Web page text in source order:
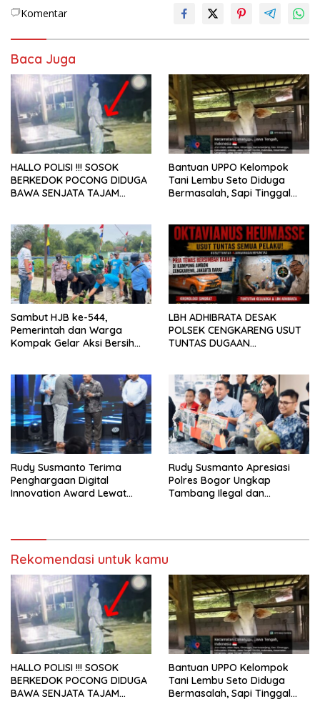
Komentar
Baca Juga
HALLO POLISI !!! SOSOK
BERKEDOK POCONG DIDUGA
BAWA SENJATA TAJAM
LEBONG
Bantuan UPPO Kelompok
Tani Lembu Seto Diduga
Bermasalah, Sapi Tinggal
Sambut HJB ke-544,
Pemerintah dan Warga
Kompak Gelar Aksi Bersih
LBH ADHIBRATA DESAK
POLSEK CENGKARENG USUT
TUNTAS DUGAAN
Rudy Susmanto Terima
Penghargaan Digital
Innovation Award Lewat
Rudy Susmanto Apresiasi
Polres Bogor Ungkap
Tambang Ilegal dan
Rekomendasi untuk kamu
HALLO POLISI !!! SOSOK
BERKEDOK POCONG DIDUGA
BAWA SENJATA TAJAM
Bantuan UPPO Kelompok
Tani Lembu Seto Diduga
Bermasalah, Sapi Tinggal